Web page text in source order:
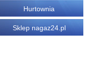
Hurtownia
Sklep nagaz24.pl